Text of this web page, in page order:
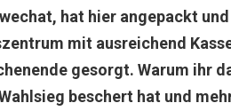
hat hier angepackt
mit ausreichend
gesorgt. Warum ihr
beschert hat und